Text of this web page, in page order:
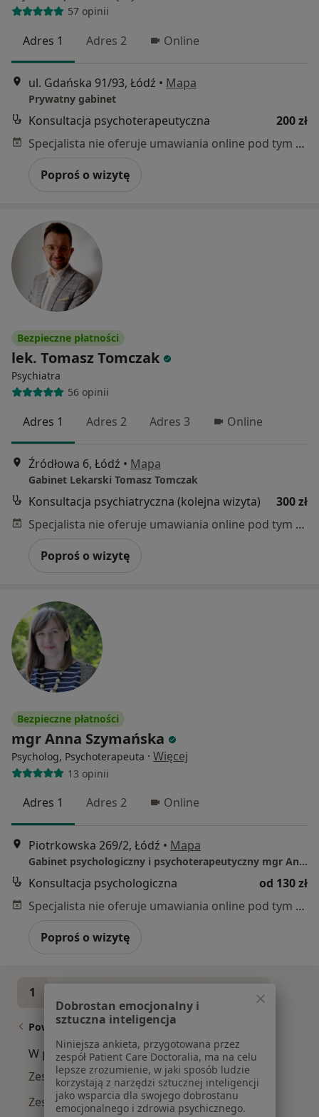
57 opinii
Adres 1 Adres 2 Online
ul. Gdańska 91/93, Łódź • Mapa
Prywatny gabinet
Konsultacja psychoterapeutyczna
200 zł
Specjalista nie oferuje umawiania online pod tym adresem.
Poproś o wizytę
Bezpieczne płatności
lek. Tomasz Tomczak
Psychiatra
56 opinii
Adres 1 Adres 2 Adres 3 Online
Źródłowa 6, Łódź • Mapa
Gabinet Lekarski Tomasz Tomczak
Konsultacja psychiatryczna (kolejna wizyta)
300 zł
Specjalista nie oferuje umawiania online pod tym adresem.
Poproś o wizytę
Bezpieczne płatności
mgr Anna Szymańska
Psycholog, Psychoterapeuta · Więcej
13 opinii
Adres 1 Adres 2 Online
Piotrkowska 269/2, Łódź • Mapa
Gabinet psychologiczny i psychoterapeutyczny mgr Anna Szymańska
Konsultacja psychologiczna
od 130 zł
Specjalista nie oferuje umawiania online pod tym adresem.
Poproś o wizytę
1
Powiązane wyszukiwania
W pobliżu Łodzi
Zespół stresu pourazowego w Bełchatowie
Zespół stresu pourazowego w Pabianicach
Dobrostan emocjonalny i
sztuczna inteligencja
Niniejsza ankieta, przygotowana przez
zespół Patient Care Doctoralia, ma na celu
lepsze zrozumienie, w jaki sposób ludzie
korzystają z narzędzi sztucznej inteligencji
jako wsparcia dla swojego dobrostanu
emocjonalnego i zdrowia psychicznego.